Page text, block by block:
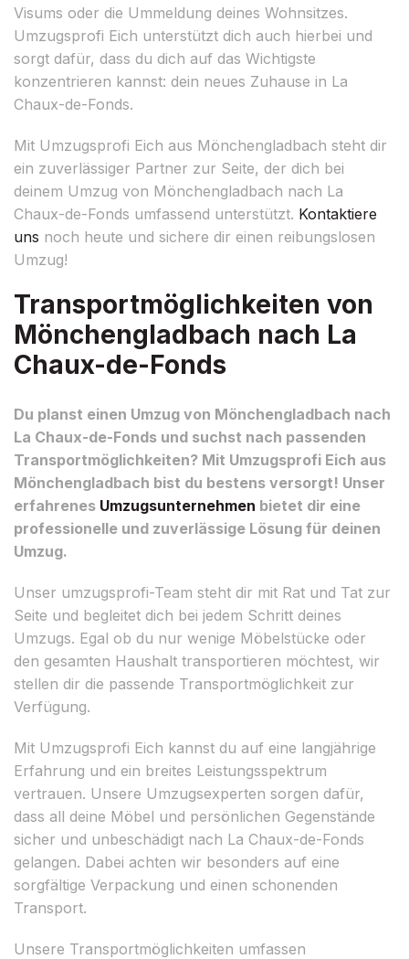
Visums oder die Ummeldung deines Wohnsitzes.
Umzugsprofi Eich unterstützt dich auch hierbei und
sorgt dafür, dass du dich auf das Wichtigste
konzentrieren kannst: dein neues Zuhause in La
Chaux-de-Fonds.
Mit Umzugsprofi Eich aus Mönchengladbach steht dir
ein zuverlässiger Partner zur Seite, der dich bei
deinem Umzug von Mönchengladbach nach La
Chaux-de-Fonds umfassend unterstützt. Kontaktiere
uns noch heute und sichere dir einen reibungslosen
Umzug!
Transportmöglichkeiten von
Mönchengladbach nach La
Chaux-de-Fonds
Du planst einen Umzug von Mönchengladbach nach
La Chaux-de-Fonds und suchst nach passenden
Transportmöglichkeiten? Mit Umzugsprofi Eich aus
Mönchengladbach bist du bestens versorgt! Unser
erfahrenes Umzugsunternehmen bietet dir eine
professionelle und zuverlässige Lösung für deinen
Umzug.
Unser umzugsprofi-Team steht dir mit Rat und Tat zur
Seite und begleitet dich bei jedem Schritt deines
Umzugs. Egal ob du nur wenige Möbelstücke oder
den gesamten Haushalt transportieren möchtest, wir
stellen dir die passende Transportmöglichkeit zur
Verfügung.
Mit Umzugsprofi Eich kannst du auf eine langjährige
Erfahrung und ein breites Leistungsspektrum
vertrauen. Unsere Umzugsexperten sorgen dafür,
dass all deine Möbel und persönlichen Gegenstände
sicher und unbeschädigt nach La Chaux-de-Fonds
gelangen. Dabei achten wir besonders auf eine
sorgfältige Verpackung und einen schonenden
Transport.
Unsere Transportmöglichkeiten umfassen